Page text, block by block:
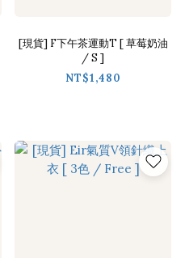
[現貨] F下午茶運動T [ 草莓奶油
/ S ]
NT$1,480